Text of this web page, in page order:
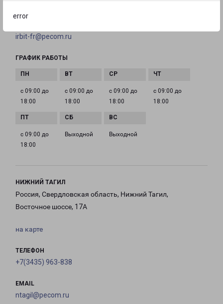
error
+7 (34355) 7-78-90
irbit-fr@pecom.ru
ГРАФИК РАБОТЫ
с 09:00 до
18:00
с 09:00 до
18:00
с 09:00 до
18:00
с 09:00 до
18:00
с 09:00 до
18:00
Выходной Выходной
НИЖНИЙ ТАГИЛ
Россия, Свердловская область, Нижний Тагил,
Восточное шоссе, 17А
на карте
ТЕЛЕФОН
+7(3435) 963-838
EMAIL
ntagil@pecom.ru